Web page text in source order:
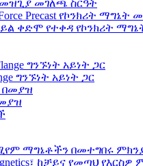
መገለጫ ስርዓት
ቀድሞ የተቀዳ የኮንክሪት
ግንኙነት አይነት ጋር